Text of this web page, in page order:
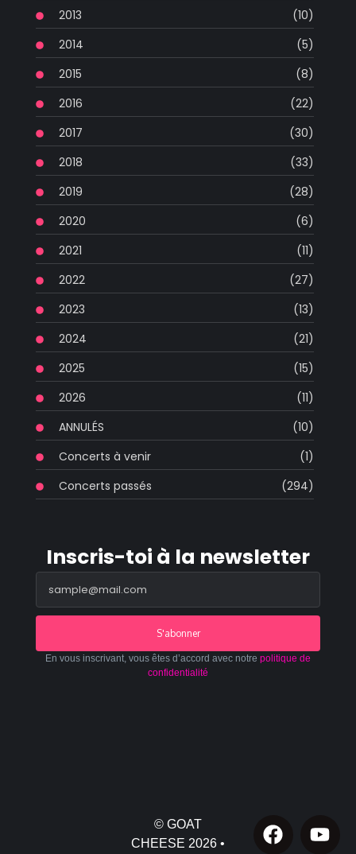
2013
(10)
2014
(5)
2015
(8)
2016
(22)
2017
(30)
2018
(33)
2019
(28)
2020
(6)
2021
(11)
2022
(27)
2023
(13)
2024
(21)
2025
(15)
2026
(11)
ANNULÉS
(10)
Concerts à venir
(1)
Concerts passés
(294)
Inscris-toi à la newsletter
S'abonner
En vous inscrivant, vous êtes d’accord avec notre politique de
confidentialité
© GOAT
CHEESE 2026 •